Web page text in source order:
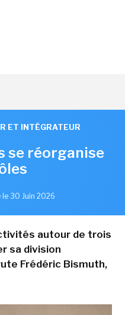
ET INTÉGRATEUR
se réorganise
le 30 Juin 2026
autour de trois
sa division
Frédéric Bismuth,